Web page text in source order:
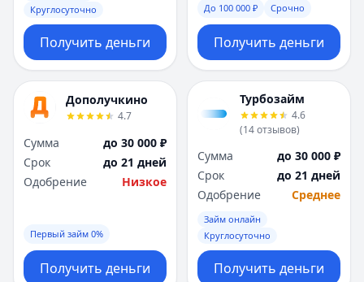
Круглосуточно
Получить деньги
До 100 000 ₽ Срочно
Получить деньги
Дополучкино
4.7
Сумма
до 30 000 ₽
Срок
до 21 дней
Одобрение
Низкое
Первый займ 0%
Получить деньги
Турбозайм
4.6
(14отзывов)
Сумма
до 30 000 ₽
Срок
до 21 дней
Одобрение
Среднее
Займ онлайн
Круглосуточно
Получить деньги